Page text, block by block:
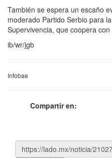
También se espera un escaño
moderado Partido Serbio para
Supervivencia, que coopera
ib/wr/jgb
Infobae
Compartir en: